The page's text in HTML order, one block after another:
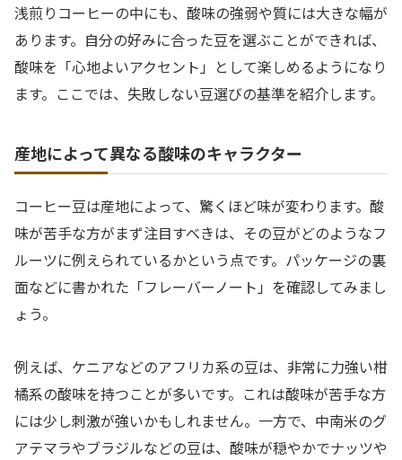
浅煎りコーヒーの中にも、酸味の強弱や質には大きな幅が
あります。自分の好みに合った豆を選ぶことができれば、
酸味を「心地よいアクセント」として楽しめるようになり
ます。ここでは、失敗しない豆選びの基準を紹介します。
産地によって異なる酸味のキャラクター
コーヒー豆は産地によって、驚くほど味が変わります。酸
味が苦手な方がまず注目すべきは、その豆がどのようなフ
ルーツに例えられているかという点です。パッケージの裏
面などに書かれた「フレーバーノート」を確認してみまし
ょう。
例えば、ケニアなどのアフリカ系の豆は、非常に力強い柑
橘系の酸味を持つことが多いです。これは酸味が苦手な方
には少し刺激が強いかもしれません。一方で、中南米のグ
アテマラやブラジルなどの豆は、酸味が穏やかでナッツや